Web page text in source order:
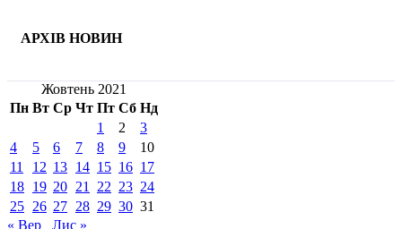
АРХІВ НОВИН
Жовтень 2021
Пн Вт Ср Чт Пт Сб Нд
1
2
3
4
5 6 7 8 9
10
11
12 13 14 15 16 17
18 19 20 21 22 23 24
25 26 27 28 29 30 31
« Вер
Лис »